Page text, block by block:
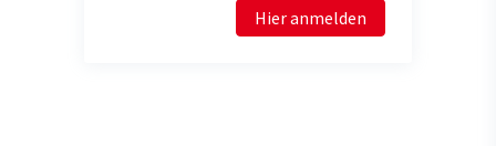
Hier anmelden